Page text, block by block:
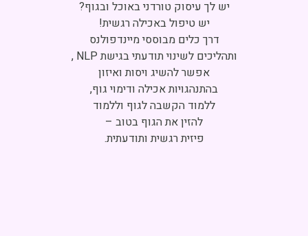
Click to accept marketing cookies and
enable this content